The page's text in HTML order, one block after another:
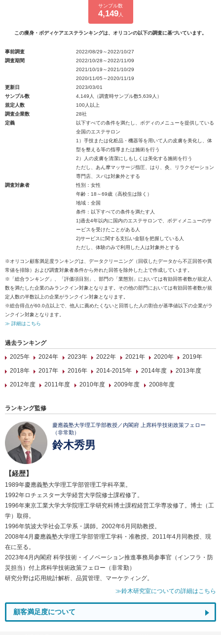
サンプル数
4,149人
この痩身・ボディケアエステランキングは、オリコンの以下の調査に基づいています。
事前調査
2022/08/29～2022/10/27
調査期間
2022/10/28～2022/11/09
2021/10/19～2021/10/29
2020/11/05～2020/11/19
更新日
2023/03/01
サンプル数
4,149人（調査時サンプル数5,639人）
規定人数
100人以上
調査企業数
28社
定義
以下すべての条件を満たし、ボディのメニューを提供している
全国のエステサロン
1）手技または化粧品・機器等を用いて人の皮膚を美化し、体
型を整える等の指導または施術を行う
2）人の皮膚を清潔にしもしくは美化する施術を行う
ただし、あん摩マッサージ指圧、はり、灸、リラクゼーション
専門店、スパは対象外とする
調査対象者
性別：女性
年齢：18～69歳（高校生は除く）
地域：全国
条件：以下すべての条件を満たす人
1)過去4年以内に国内のエステサロンで、ボディメニューのサ
ービスを受けたことがある人
2)サービスに関する支払い金額を把握している人
ただし、体験のみで利用した人は対象外とする
※オリコン顧客満足度ランキングは、データクリーニング（回収したデータから不正回答や異
常値を排除）および調査対象者条件から外れた回答を除外した上で作成しています。
※「総合ランキング」、「評価項目別」、部門の「業態別」においては有効回答者数が規定人
数を満たした企業のみランクイン対象となります。その他の部門においては有効回答者数が規
定人数の半数以上の企業がランクイン対象となります。
※総合得点が60.0点以上で、他人に薦めたくないと回答した人の割合が基準値以下の企業がラ
ンクイン対象となります。
≫ 詳細はこちら
過去ランキング
2025年
2024年 2023年 2022年 2021年 2020年
2019年
2018年
2017年 2016年 2014-2015年 2014年度
2013年度
2012年度
2011年度 2010年度 2009年度 2008年度
ランキング監修
慶應義塾大学理工学部教授／内閣府 上席科学技術政策フェロー
（非常勤）
鈴木秀男
【経歴】
1989年慶應義塾大学理工学部管理工学科卒業。
1992年ロチェスター大学経営大学院修士課程修了。
1996年東京工業大学大学院理工学研究科博士課程経営工学専攻修了。博士（工
学）取得。
1996年筑波大学社会工学系・講師。2002年6月同助教授。
2008年4月慶應義塾大学理工学部管理工学科・准教授。2011年4月同教授、現
在に至る。
2023年4月内閣府 科学技術・イノベーション推進事務局参事官（インフラ・防
災担当）付上席科学技術政策フェロー（非常勤）
研究分野は応用統計解析、品質管理、マーケティング。
≫鈴木研究室についての詳細はこちら
顧客満足度について